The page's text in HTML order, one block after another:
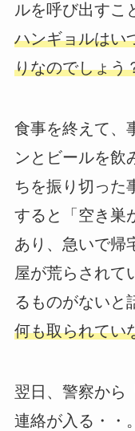
ルを呼び出すこ
ハンギョルはい
りなのでしょう
食事を終えて、
ンとビールを飲
ちを振り切った
すると「空き巣
あり、急いで帰
屋が荒らされて
るものがないと
何も取られてい
翌日、警察から
連絡が入る・・。